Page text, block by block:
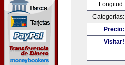
Longitud:
Categorias:
Precio:
Visitar!